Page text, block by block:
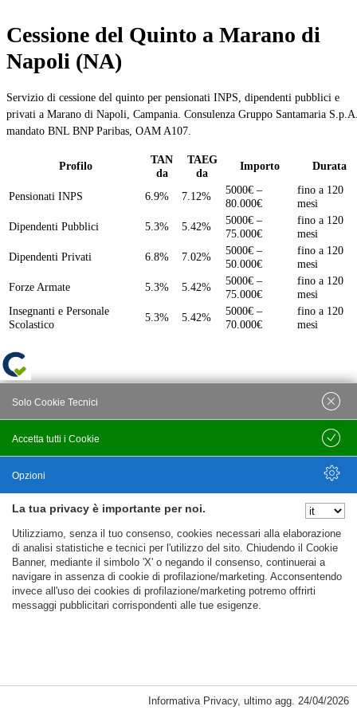
Cessione del Quinto a Marano di
Napoli (NA)
Servizio di cessione del quinto per pensionati INPS, dipendenti pubblici e
privati a Marano di Napoli, Campania. Consulenza Gruppo Santamaria
mandato BNL BNP Paribas, OAM A107.
Profilo
TAN
da
TAEG
da
Importo Durata
Pensionati INPS 6.9% 7.12%
5000€ –
80.000€
fino a 120
mesi
Dipendenti Pubblici
5.3% 5.42%
5000€ –
75.000€
fino a 120
mesi
Dipendenti Privati
6.8% 7.02%
5000€ –
50.000€
fino a 120
mesi
Forze Armate
5.3% 5.42%
5000€ –
75.000€
fino a 120
mesi
Insegnanti e Personale
Scolastico
5.3% 5.42%
5000€ –
70.000€
fino a 120
mesi
La tua privacy è importante per noi.
Utilizziamo, senza il tuo consenso, cookies necessari alla elaborazione
di analisi statistiche e tecnici per l'utilizzo del sito. Chiudendo il Cookie
Banner, mediante il simbolo 'X' o negando il consenso, continuerai a
navigare in assenza di cookie di profilazione/marketing. Acconsentendo
invece all'uso dei cookies di profilazione/marketing potremo offrirti
messaggi pubblicitari corrispondenti alle tue esigenze.
Cookie Necessari, Tecnici di Sessione
Accetta tutti i Cookie
Solo Cookie Tecnici
Salva
Opzioni
Nascondi Opzioni
Informativa Privacy, ultimo agg. 24/04/2026